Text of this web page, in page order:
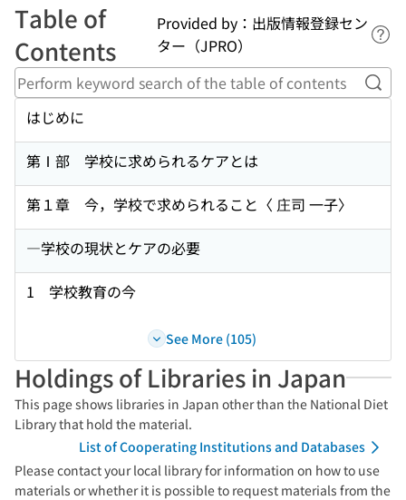
Table of
Contents
Provided by：出版情報登録セン
ター（JPRO）
はじめに
第Ⅰ部 学校に求められるケアとは
第１章 今，学校で求められること〈 庄司 一子〉
―学校の現状とケアの必要
1 学校教育の今
See More (105)
Holdings of Libraries in Japan
This page shows libraries in Japan other than the National Diet
Library that hold the material.
List of Cooperating Institutions and Databases
Please contact your local library for information on how to use
materials or whether it is possible to request materials from the